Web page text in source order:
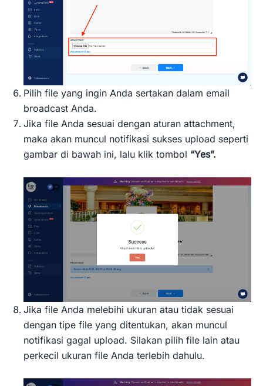
Pilih file yang ingin Anda sertakan dalam email
broadcast Anda.
Jika file Anda sesuai dengan aturan attachment,
maka akan muncul notifikasi sukses upload seperti
gambar di bawah ini, lalu klik tombol “Yes”.
Jika file Anda melebihi ukuran atau tidak sesuai
dengan tipe file yang ditentukan, akan muncul
notifikasi gagal upload. Silakan pilih file lain atau
perkecil ukuran file Anda terlebih dahulu.